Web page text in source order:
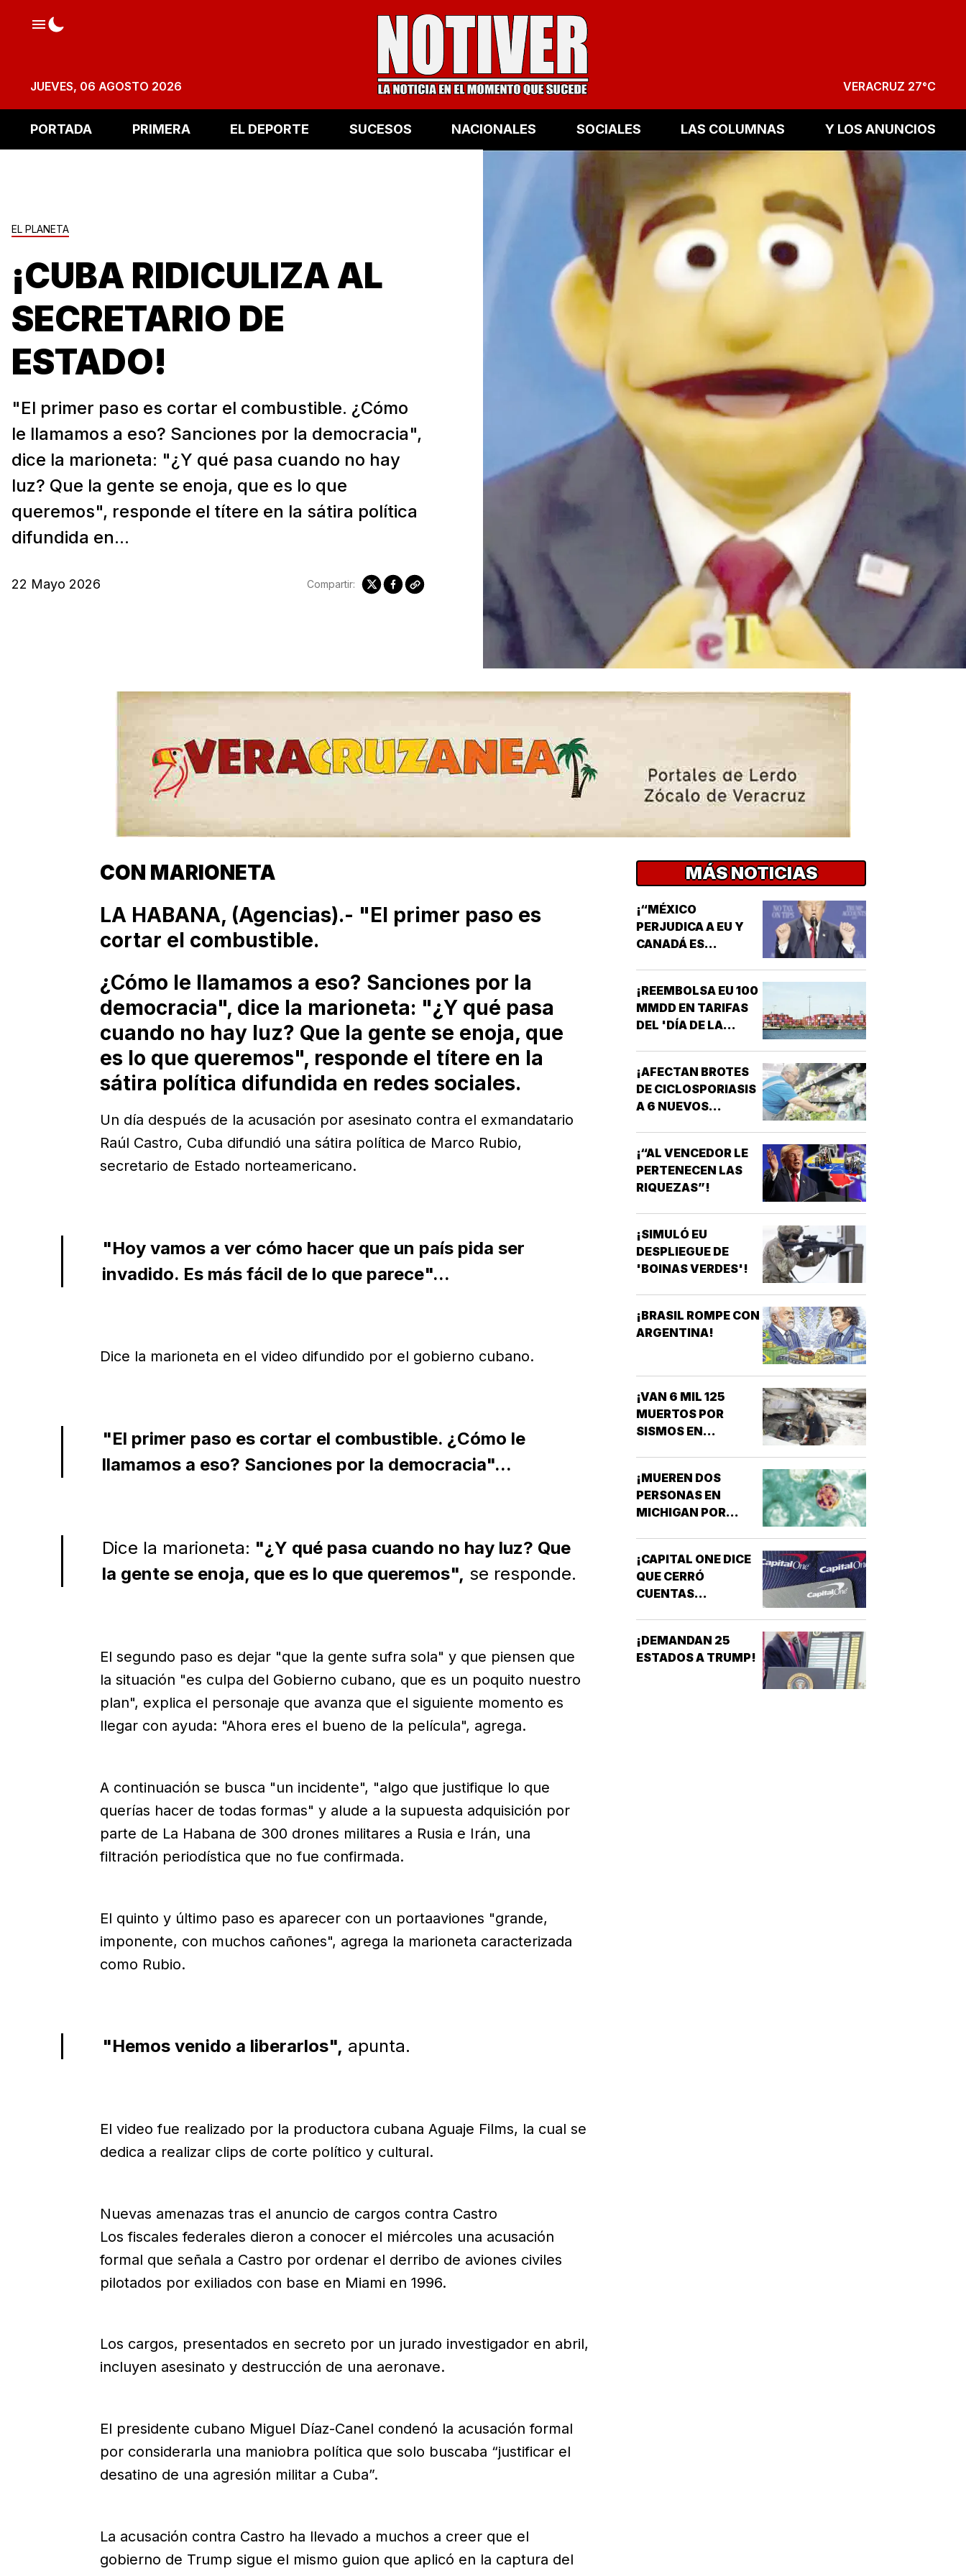
JUEVES, 06 AGOSTO 2026 VERACRUZ 27°C
PORTADA PRIMERA EL DEPORTE SUCESOS NACIONALES SOCIALES LAS COLUMNAS Y LOS ANUNCIOS
EL PLANETA
¡CUBA RIDICULIZA AL
SECRETARIO DE
ESTADO!
"El primer paso es cortar el combustible. ¿Cómo
le llamamos a eso? Sanciones por la democracia",
dice la marioneta: "¿Y qué pasa cuando no hay
luz? Que la gente se enoja, que es lo que
queremos", responde el títere en la sátira política
difundida en...
22 Mayo 2026 Compartir:
CON MARIONETA
LA HABANA, (Agencias).- "El primer paso es
cortar el combustible.
¿Cómo le llamamos a eso? Sanciones por la
democracia", dice la marioneta: "¿Y qué pasa
cuando no hay luz? Que la gente se enoja, que
es lo que queremos", responde el títere en la
sátira política difundida en redes sociales.
Un día después de la acusación por asesinato contra el exmandatario
Raúl Castro, Cuba difundió una sátira política de Marco Rubio,
secretario de Estado norteamericano.
"Hoy vamos a ver cómo hacer que un país pida ser
invadido. Es más fácil de lo que parece"...
Dice la marioneta en el video difundido por el gobierno cubano.
"El primer paso es cortar el combustible. ¿Cómo le
llamamos a eso? Sanciones por la democracia"...
Dice la marioneta: "¿Y qué pasa cuando no hay luz? Que
la gente se enoja, que es lo que queremos", se responde.
El segundo paso es dejar "que la gente sufra sola" y que piensen que
la situación "es culpa del Gobierno cubano, que es un poquito nuestro
plan", explica el personaje que avanza que el siguiente momento es
llegar con ayuda: "Ahora eres el bueno de la película", agrega.
A continuación se busca "un incidente", "algo que justifique lo que
querías hacer de todas formas" y alude a la supuesta adquisición por
parte de La Habana de 300 drones militares a Rusia e Irán, una
filtración periodística que no fue confirmada.
El quinto y último paso es aparecer con un portaaviones "grande,
imponente, con muchos cañones", agrega la marioneta caracterizada
como Rubio.
"Hemos venido a liberarlos", apunta.
El video fue realizado por la productora cubana Aguaje Films, la cual se
dedica a realizar clips de corte político y cultural.
Nuevas amenazas tras el anuncio de cargos contra Castro
Los fiscales federales dieron a conocer el miércoles una acusación
formal que señala a Castro por ordenar el derribo de aviones civiles
pilotados por exiliados con base en Miami en 1996.
Los cargos, presentados en secreto por un jurado investigador en abril,
incluyen asesinato y destrucción de una aeronave.
El presidente cubano Miguel Díaz-Canel condenó la acusación formal
por considerarla una maniobra política que solo buscaba “justificar el
desatino de una agresión militar a Cuba”.
La acusación contra Castro ha llevado a muchos a creer que el
gobierno de Trump sigue el mismo guion que aplicó en la captura del
MÁS NOTICIAS
¡“MÉXICO
PERJUDICA A EU Y
CANADÁ ES
¡REEMBOLSA EU 100
MMDD EN TARIFAS
DEL 'DÍA DE LA
¡AFECTAN BROTES
DE CICLOSPORIASIS
A 6 NUEVOS
¡“AL VENCEDOR LE
PERTENECEN LAS
RIQUEZAS”!
¡SIMULÓ EU
DESPLIEGUE DE
'BOINAS VERDES'!
¡BRASIL ROMPE CON
ARGENTINA!
¡VAN 6 MIL 125
MUERTOS POR
SISMOS EN
¡MUEREN DOS
PERSONAS EN
MICHIGAN POR
¡CAPITAL ONE DICE
QUE CERRÓ
CUENTAS
¡DEMANDAN 25
ESTADOS A TRUMP!